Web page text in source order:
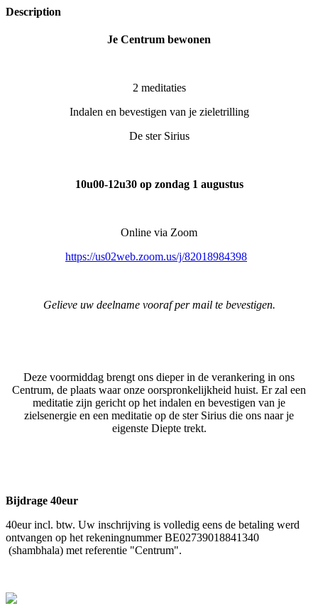
Description
Je Centrum bewonen
2 meditaties
Indalen en bevestigen van je zieletrilling
De ster Sirius
10u00-12u30 op zondag 1 augustus
Online via Zoom
https://us02web.zoom.us/j/82018984398
Gelieve uw deelname vooraf per mail te bevestigen.
Deze voormiddag brengt ons dieper in de verankering in ons
Centrum, de plaats waar onze oorspronkelijkheid huist. Er zal een
meditatie zijn gericht op het indalen en bevestigen van je
zielsenergie en een meditatie op de ster Sirius die ons naar je
eigenste Diepte trekt.
Bijdrage 40eur
40eur incl. btw. Uw inschrijving is volledig eens de betaling werd
ontvangen op het rekeningnummer BE02739018841340
(shambhala) met referentie "Centrum".